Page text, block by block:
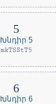
Խնդիր 5
mkTSStT5
Խնդիր 6